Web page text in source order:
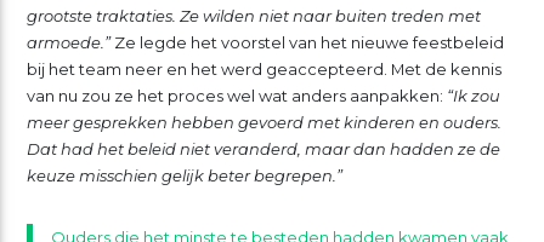
grootste traktaties. Ze wilden niet naar buiten treden met
armoede.”Ze legde het voorstel van het nieuwe feestbeleid
bij het team neer en het werd geaccepteerd. Met de kennis
van nu zou ze het proces wel wat anders aanpakken: “Ik zou
meer gesprekken hebben gevoerd met kinderen en ouders.
Dat had het beleid niet veranderd, maar dan hadden ze de
keuze misschien gelijk beter begrepen.”
Ouders die het minste te besteden hadden kwamen vaak